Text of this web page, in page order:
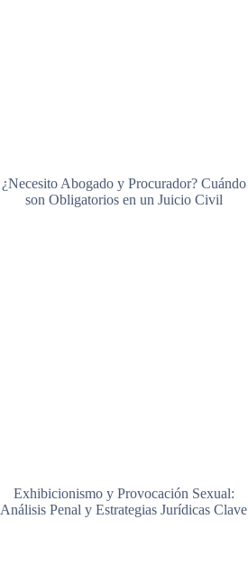
¿Necesito Abogado y Procurador? Cuándo
son Obligatorios en un Juicio Civil
Exhibicionismo y Provocación Sexual:
Análisis Penal y Estrategias Jurídicas Clave